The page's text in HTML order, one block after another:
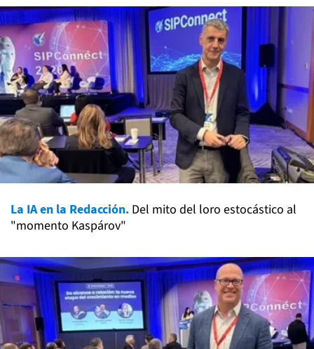
La IA en la Redacción. Del mito del loro estocástico al
"momento Kaspárov"